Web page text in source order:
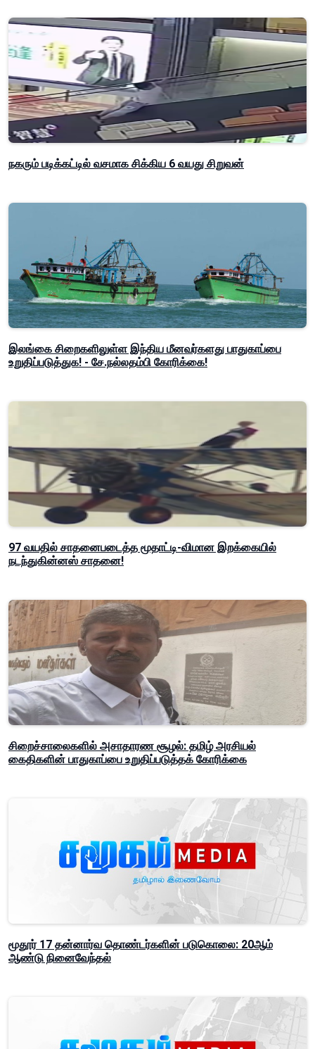
நகரும் படிக்கட்டில் வசமாக சிக்கிய 6 வயது சிறுவன்
இலங்கை சிறைகளிலுள்ள இந்திய மீனவர்களது பாதுகாப்பை
உறுதிப்படுத்துக! - சே.நல்லதம்பி கோரிக்கை!
97 வயதில் சாதனைபடைத்த மூதாட்டி-விமான இறக்கையில்
நடந்துகின்னஸ் சாதனை!
சிறைச்சாலைகளில் அசாதாரண சூழல்: தமிழ் அரசியல்
கைதிகளின் பாதுகாப்பை உறுதிப்படுத்தக் கோரிக்கை
மூதூர் 17 தன்னார்வ தொண்டர்களின் படுகொலை: 20ஆம்
ஆண்டு நினைவேந்தல்